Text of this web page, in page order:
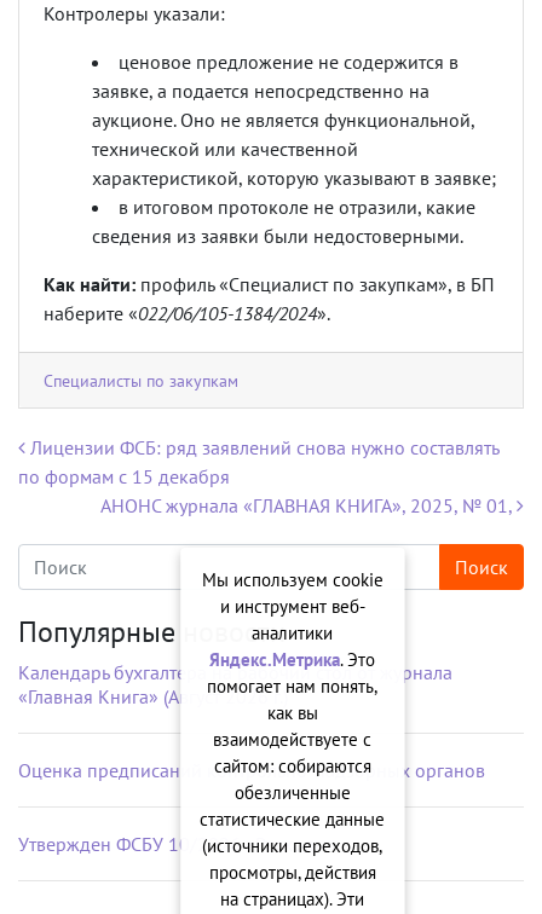
Контролеры указали:
ценовое предложение не содержится в
заявке, а подается непосредственно на
аукционе. Оно не является функциональной,
технической или качественной
характеристикой, которую указывают в заявке;
в итоговом протоколе не отразили, какие
сведения из заявки были недостоверными.
Как найти: профиль «Специалист по закупкам», в БП
наберите «022/06/105-1384/2024».
Специалисты по закупкам
Навигация по записям
Лицензии ФСБ: ряд заявлений снова нужно составлять
по формам с 15 декабря
АНОНС журнала «ГЛАВНАЯ КНИГА», 2025, № 01,
Популярные новости
Календарь бухгалтера на рабочий стол от журнала
«Главная Книга» (Август 2026 г.)
Оценка предписаний контрольно-надзорных органов
Утвержден ФСБУ 10/2026 «Расходы»
Мы используем cookie
и инструмент веб-
аналитики
Яндекс.Метрика. Это
помогает нам понять,
как вы
взаимодействуете с
сайтом: собираются
обезличенные
статистические данные
(источники переходов,
просмотры, действия
на страницах). Эти